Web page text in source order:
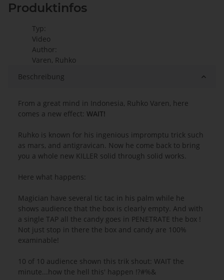
Produktinfos
Typ:
Video
Author:
Varen, Ruhko
Beschreibung
From a great mind in Indonesia, Ruhko Varen, here
comes a new effect: WAIT!
Ruhko is known for his ingenious impromptu trick such
as mars, and antigravican. Now he come back to bring
you a whole new KILLER solid through solid works.
Here what happens:
Magician have several tic tac in his palm while he
shows audience that the box is clearly empty. And with
a single TAP all the candy goes in PENETRATE the box !
Not just stop in there the box and candy are 100%
examinable!
10 of 10 audience shown this trik shout: WAIT the
minute...how the hell this' happen !?#%&